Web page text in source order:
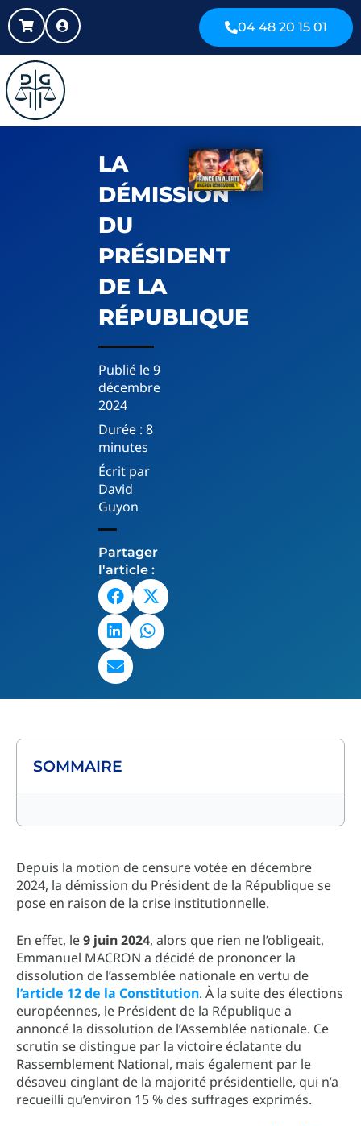
04 48 20 15 01
LA
DÉMISSION
DU
PRÉSIDENT
DE LA
RÉPUBLIQUE
Publié le9
décembre
2024
Durée : 8
minutes
Écrit par
David
Guyon
Partager
l'article :
SOMMAIRE
Depuis la motion de censure votée en décembre
2024, la démission du Président de la République se
pose en raison de la crise institutionnelle.
En effet, le9 juin 2024, alors que rien ne l’obligeait,
Emmanuel MACRON a décidé de prononcer la
dissolution de l’assemblée nationale en vertu de
l’article 12 de la Constitution. À la suite des élections
européennes, le Président de la République a
annoncé la dissolution de l’Assemblée nationale. Ce
scrutin se distingue par la victoire éclatante du
Rassemblement National, mais également par le
désaveu cinglant de la majorité présidentielle, qui n’a
recueilli qu’environ 15 % des suffrages exprimés.